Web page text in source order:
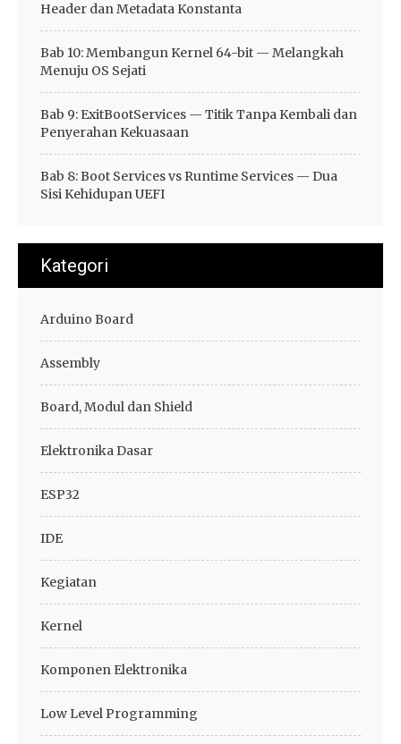
Header dan Metadata Konstanta
Bab 10: Membangun Kernel 64-bit — Melangkah
Menuju OS Sejati
Bab 9: ExitBootServices — Titik Tanpa Kembali dan
Penyerahan Kekuasaan
Bab 8: Boot Services vs Runtime Services — Dua
Sisi Kehidupan UEFI
Kategori
Arduino Board
Assembly
Board, Modul dan Shield
Elektronika Dasar
ESP32
IDE
Kegiatan
Kernel
Komponen Elektronika
Low Level Programming